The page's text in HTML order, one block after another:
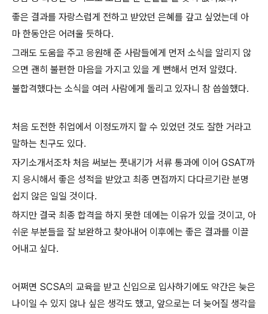
좋은 결과를 자랑스럽게 전하고 받았던 은혜를 갚고 싶었는데 아
마 한동안은 어려울 듯하다.
그래도 도움을 주고 응원해 준 사람들에게 먼저 소식을 알리지 않
으면 괜히 불편한 마음을 가지고 있을 게 뻔해서 먼저 알렸다.
불합격했다는 소식을 여러 사람에게 돌리고 있자니 참 씁쓸했다.
처음 도전한 취업에서 이정도까지 할 수 있었던 것도 잘한 거라고
말하는 친구도 있다.
자기소개서조차 처음 써보는 풋내기가 서류 통과에 이어 GSAT까
지 응시해서 좋은 성적을 받았고 최종 면접까지 다다르기란 분명
쉽지 않은 일일 것이다.
하지만 결국 최종 합격을 하지 못한 데에는 이유가 있을 것이고, 아
쉬운 부분들을 잘 보완하고 찾아내어 이후에는 좋은 결과를 이끌
어내고 싶다.
어쩌면 SCSA의 교육을 받고 신입으로 입사하기에도 약간은 늦은
나이일 수 있지 않나 싶은 생각도 했고, 앞으로는 더 늦어질 생각을